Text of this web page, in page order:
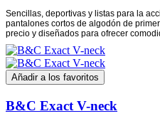
Sencillas, deportivas y listas para la
pantalones cortos de algodón de
precio y diseñados para ofrecer
Añadir a los favoritos
B&C Exact V-neck